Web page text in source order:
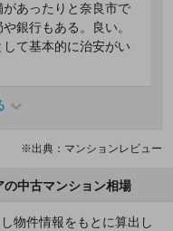
あったりと奈良市で
銀行もある。良い。
て基本的に治安がい
※出典：マンションレビュー
中古マンション相場
物件情報をもとに算出し